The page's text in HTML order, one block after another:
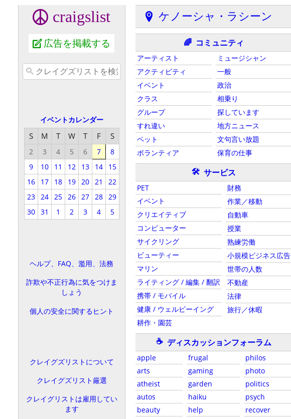
craigslist
広告を掲載する
イベントカレンダー
S M T W T F S
2 3 4 5 6 7
8
9
10 11 12 13 14
15
16
17 18 19 20 21
22
23
24 25 26 27 28
29
30
31 1 2 3 4 5
ヘルプ、FAQ、濫用、法務
詐欺や不正行為に気をつけま
しょう
個人の安全に関するヒント
クレイグズリストについて
クレイグズリスト厳選
クレイグリストは雇用してい
ます
ケノーシャ・ラシーン
🌈 コミュニティ
アーティスト
アクティビティ
イベント
クラス
グループ
すれ違い
ペット
ボランティア
ミュージシャン
一般
政治
相乗り
探しています
地方ニュース
文句言い放題
保育の仕事
🛠 サービス
PET
イベント
クリエイティブ
コンピューター
サイクリング
ビューティー
マリン
ライティング / 編集 / 翻訳
携帯 / モバイル
健康 / ウェルビーイング
耕作・園芸
財務
作業／移動
自動車
授業
熟練労働
小規模ビジネス広告
世帯の人数
不動産
法律
旅行／休暇
☕ ディスカッションフォーラム
apple
arts
atheist
autos
beauty
frugal
gaming
garden
haiku
help
philos
photo
politics
psych
recover